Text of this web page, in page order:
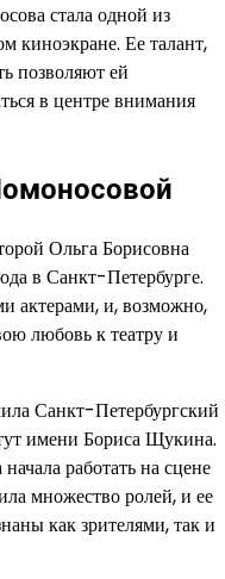
стала одной из
киноэкране. Ее талант,
позволяют ей
в центре внимания
Ольга Борисовна
в Санкт-Петербурге.
актерами, и, возможно,
любовь к театру и
Санкт-Петербургский
имени Бориса Щукина.
работать на сцене
множество ролей, и ее
как зрителями, так и